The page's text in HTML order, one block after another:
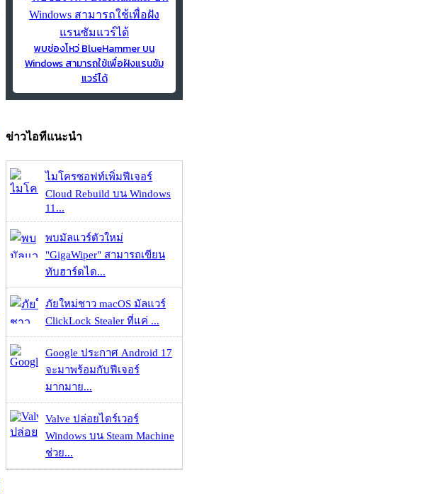
พบช่องโหว่ BlueHammer บน
Windows สามารถใช้เพื่อฝังแรนซัม
แวร์ได้
ข่าวไอทีแนะนำ
ไมโครซอฟท์เพิ่มฟีเจอร์
Cloud Rebuild บน Windows
11...
พบมัลแวร์ตัวใหม่
"GigaWiper" สามารถเขียน
ทับฮาร์ดได...
ภัยใหม่ชาว macOS มัลแวร์
ClickLock Stealer ที่แค่ ...
Google ประกาศ Android 17
จะมาพร้อมกับฟีเจอร์
มากมาย...
Valve ปล่อยไดร์เวอร์
Windows บน Steam Machine
ช่วย...